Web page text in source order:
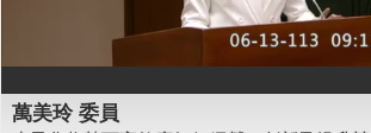
萬美玲 委員